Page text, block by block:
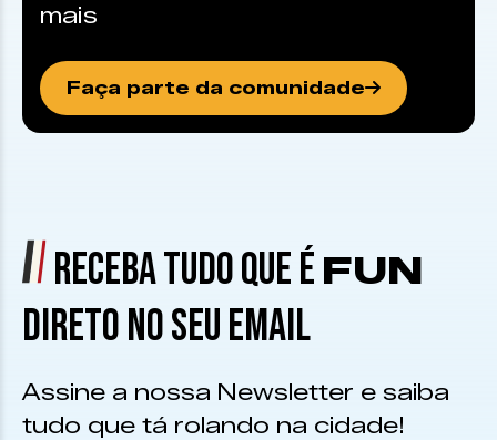
mais
Faça parte da comunidade
RECEBA TUDO QUE É FUN
DIRETO NO SEU EMAIL
Assine a nossa Newsletter e saiba
tudo que tá rolando na cidade!